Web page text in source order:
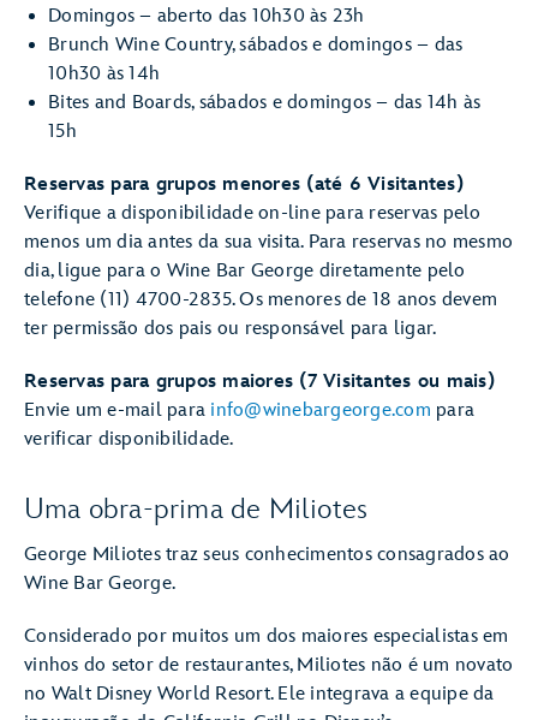
Domingos – aberto das 10h30 às 23h
Brunch Wine Country, sábados e domingos – das
10h30 às 14h
Bites and Boards, sábados e domingos – das 14h às
15h
Reservas para grupos menores (até 6 Visitantes)
Verifique a disponibilidade on-line para reservas pelo
menos um dia antes da sua visita. Para reservas no mesmo
dia, ligue para o Wine Bar George diretamente pelo
telefone (11) 4700-2835. Os menores de 18 anos devem
ter permissão dos pais ou responsável para ligar.
Reservas para grupos maiores (7 Visitantes ou mais)
Envie um e-mail para info@winebargeorge.com para
verificar disponibilidade.
Uma obra-prima de Miliotes
George Miliotes traz seus conhecimentos consagrados ao
Wine Bar George.
Considerado por muitos um dos maiores especialistas em
vinhos do setor de restaurantes, Miliotes não é um novato
no Walt Disney World Resort. Ele integrava a equipe da